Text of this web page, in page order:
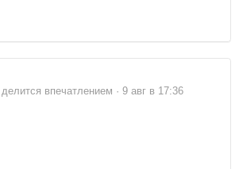
делится впечатлением · 9 авг в 17:36